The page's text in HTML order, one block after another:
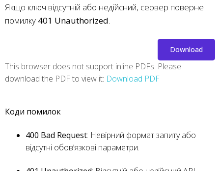
Якщо ключ відсутній або недійсний, сервер поверне
помилку 401 Unauthorized.
Download
This browser does not support inline PDFs. Please
download the PDF to view it: Download PDF
Коди помилок
400 Bad Request: Невірний формат запиту або
відсутні обов’язкові параметри.